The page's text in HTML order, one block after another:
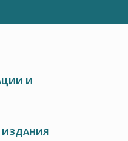
И
ИЗДАНИЯ